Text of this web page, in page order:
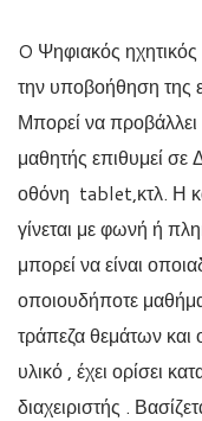
O Ψηφιακός
την υποβοήθηση της
Μπορεί να προβάλλει
μαθητής επιθυμεί σε
οθόνη tablet,κτλ. Η
γίνεται με φωνή ή
μπορεί να είναι
οποιουδήποτε
τράπεζα θεμάτων και
υλικό , έχει ορίσει
διαχειριστής .